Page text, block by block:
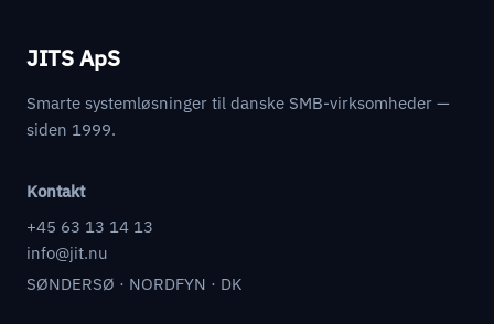
JITS ApS
Smarte systemløsninger til danske SMB-virksomheder —
siden 1999.
Kontakt
+45 63 13 14 13
info@jit.nu
SØNDERSØ · NORDFYN · DK